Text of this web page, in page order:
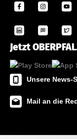
Jetzt
Unsere News-
Mail an die